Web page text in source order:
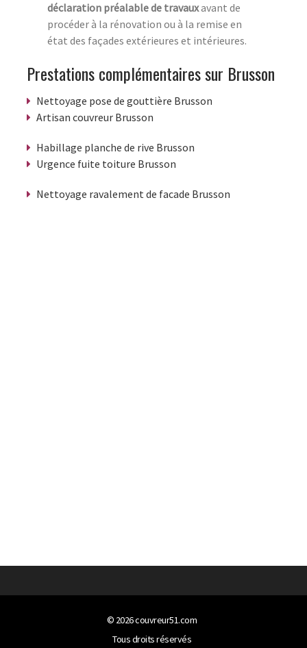
déclaration préalable de travauxavant de
procéder à la rénovation ou à la remise en
état des façades extérieures et intérieures.
Prestations complémentaires sur Brusson
Nettoyage pose de gouttière Brusson
Artisan couvreur Brusson
Habillage planche de rive Brusson
Urgence fuite toiture Brusson
Nettoyage ravalement de facade Brusson
© 2026couvreur51.com
Tous droits réservés